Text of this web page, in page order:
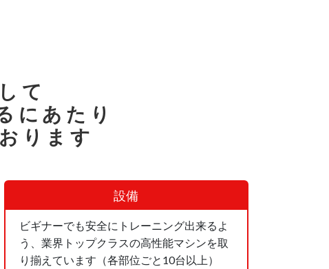
て
にあたり
ります
設備
ビギナーでも安全にトレーニング出来るよ
う、業界トップクラスの高性能マシンを取
り揃えています（各部位ごと10台以上）